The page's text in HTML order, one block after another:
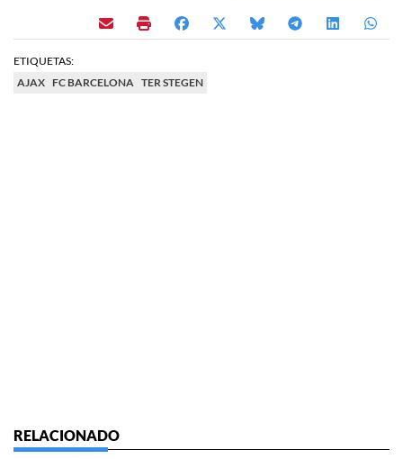
ETIQUETAS:
AJAX FC BARCELONA TER STEGEN